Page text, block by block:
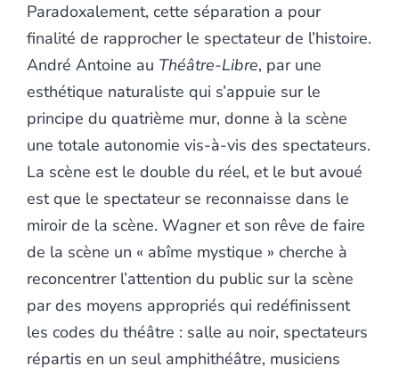
Paradoxalement, cette séparation a pour
finalité de rapprocher le spectateur de l’histoire.
André Antoine au Théâtre-Libre, par une
esthétique naturaliste qui s’appuie sur le
principe du quatrième mur, donne à la scène
une totale autonomie vis-à-vis des spectateurs.
La scène est le double du réel, et le but avoué
est que le spectateur se reconnaisse dans le
miroir de la scène. Wagner et son rêve de faire
de la scène un « abîme mystique » cherche à
reconcentrer l’attention du public sur la scène
par des moyens appropriés qui redéfinissent
les codes du théâtre : salle au noir, spectateurs
répartis en un seul amphithéâtre, musiciens